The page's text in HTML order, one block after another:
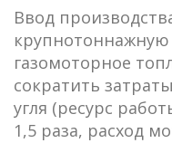
Ввод
газомоторное
сократить
угля (ресурс
1,5 раза, расход